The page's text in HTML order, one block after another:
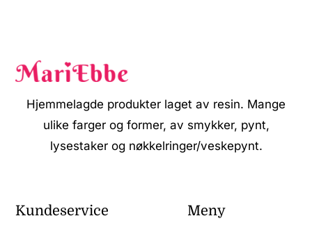
Hjemmelagde produkter laget av resin. Mange
ulike farger og former, av smykker, pynt,
lysestaker og nøkkelringer/veskepynt.
Kundeservice Meny